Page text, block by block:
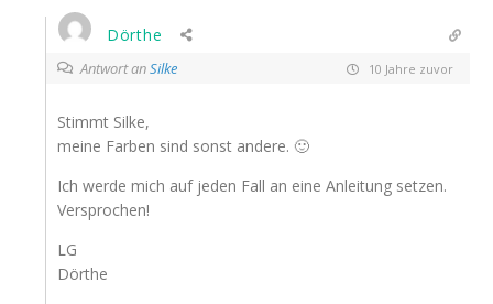
Dörthe
Antwort anSilke 10 Jahre zuvor
Stimmt Silke,
meine Farben sind sonst andere. 🙂
Ich werde mich auf jeden Fall an eine Anleitung setzen.
Versprochen!
LG
Dörthe